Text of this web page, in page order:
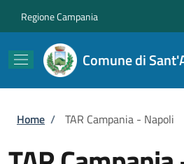
Regione Campania
Comune di
Briciole di pane
Home / TAR Campania - Napoli